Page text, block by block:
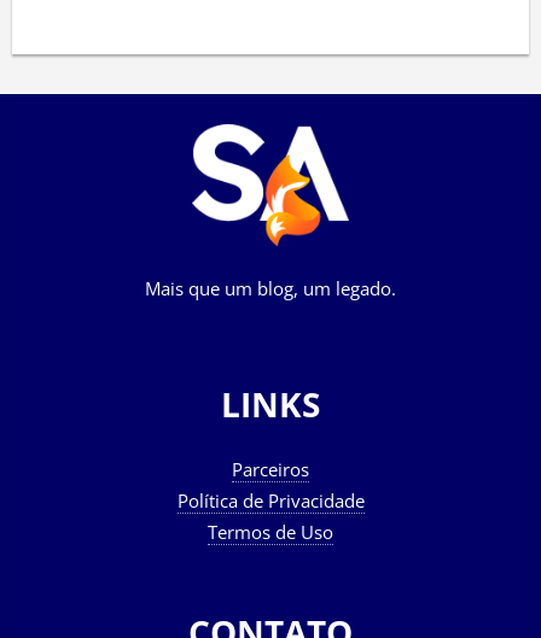
Mais que um blog, um legado.
LINKS
Parceiros
Política de Privacidade
Termos de Uso